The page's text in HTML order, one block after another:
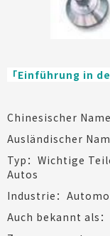
「Einführung in
Chinesischer
Ausländischer
Typ：Wichtige
Autos
Industrie：
Auch bekannt als